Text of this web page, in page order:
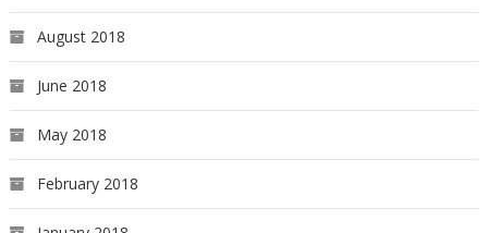
August 2018
June 2018
May 2018
February 2018